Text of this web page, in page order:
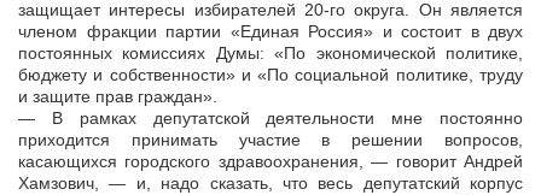
защищает интересы избирателей 20-го округа. Он является
членом фракции партии «Единая Россия» и состоит в двух
постоянных комиссиях Думы: «По экономической политике,
бюджету и собственности» и «По социальной политике, труду
и защите прав граждан».
— В рамках депутатской деятельности мне постоянно
приходится принимать участие в решении вопросов,
касающихся городского здравоохранения, — говорит Андрей
Хамзович, — и, надо сказать, что весь депутатский корпус